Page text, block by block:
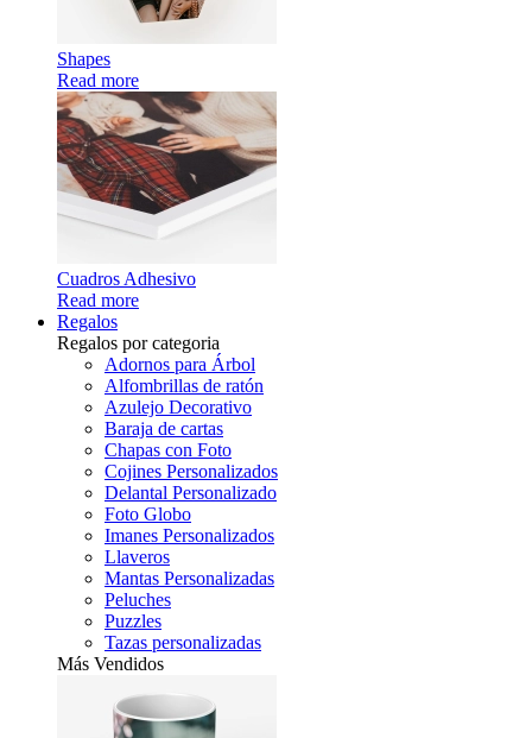
Shapes
Read more
Cuadros Adhesivo
Read more
Regalos
Regalos por categoria
Adornos para Árbol
Alfombrillas de ratón
Azulejo Decorativo
Baraja de cartas
Chapas con Foto
Cojines Personalizados
Delantal Personalizado
Foto Globo
Imanes Personalizados
Llaveros
Mantas Personalizadas
Peluches
Puzzles
Tazas personalizadas
Más Vendidos